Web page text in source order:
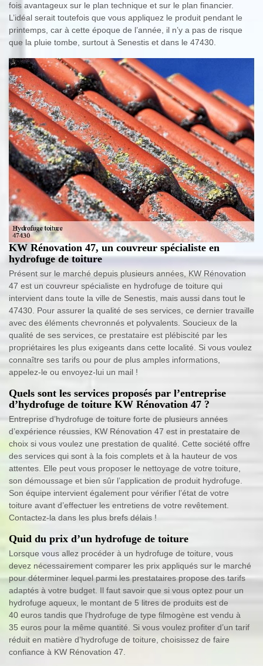
fois avantageux sur le plan technique et sur le plan financier.
L’idéal serait toutefois que vous appliquez le produit pendant le
printemps, car à cette époque de l’année, il n’y a pas de risque
que la pluie tombe, surtout à Senestis et dans le 47430.
KW Rénovation 47, un couvreur spécialiste en
hydrofuge de toiture
Présent sur le marché depuis plusieurs années, KW Rénovation
47 est un couvreur spécialiste en hydrofuge de toiture qui
intervient dans toute la ville de Senestis, mais aussi dans tout le
47430. Pour assurer la qualité de ses services, ce dernier travaille
avec des éléments chevronnés et polyvalents. Soucieux de la
qualité de ses services, ce prestataire est plébiscité par les
propriétaires les plus exigeants dans cette localité. Si vous voulez
connaître ses tarifs ou pour de plus amples informations,
appelez-le ou envoyez-lui un mail !
Quels sont les services proposés par l’entreprise
d’hydrofuge de toiture KW Rénovation 47 ?
Entreprise d’hydrofuge de toiture forte de plusieurs années
d’expérience réussies, KW Rénovation 47 est in prestataire de
choix si vous voulez une prestation de qualité. Cette société offre
des services qui sont à la fois complets et à la hauteur de vos
attentes. Elle peut vous proposer le nettoyage de votre toiture,
son démoussage et bien sûr l’application de produit hydrofuge.
Son équipe intervient également pour vérifier l’état de votre
toiture avant d’effectuer les entretiens de votre revêtement.
Contactez-la dans les plus brefs délais !
Quid du prix d’un hydrofuge de toiture
Lorsque vous allez procéder à un hydrofuge de toiture, vous
devez nécessairement comparer les prix appliqués sur le marché
pour déterminer lequel parmi les prestataires propose des tarifs
adaptés à votre budget. Il faut savoir que si vous optez pour un
hydrofuge aqueux, le montant de 5 litres de produits est de
40 euros tandis que l’hydrofuge de type filmogène est vendu à
35 euros pour la même quantité. Si vous voulez profiter d’un tarif
réduit en matière d’hydrofuge de toiture, choisissez de faire
confiance à KW Rénovation 47.